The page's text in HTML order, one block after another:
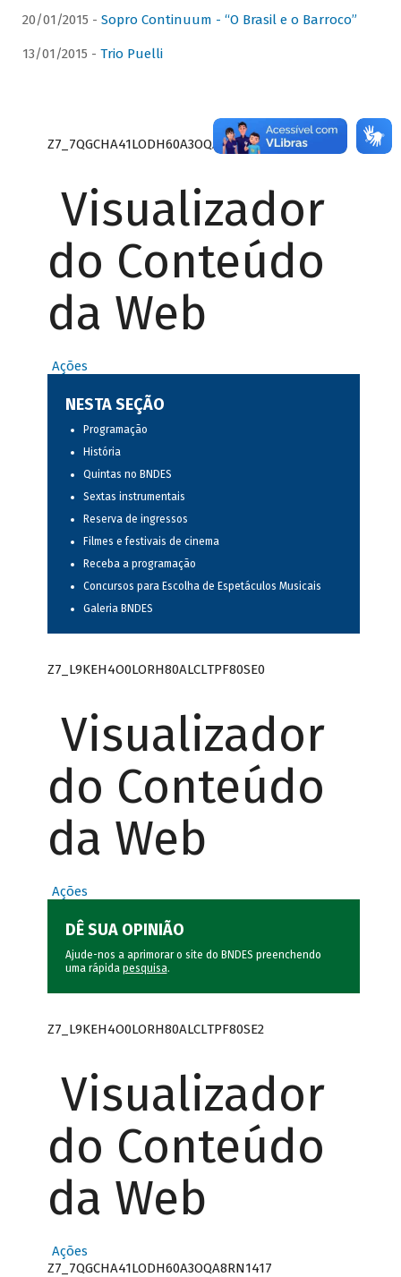
20/01/2015 - Sopro Continuum - “O Brasil e o Barroco”
13/01/2015 - Trio Puelli
Z7_7QGCHA41LODH60A3OQA8RN1415
Visualizador
do Conteúdo
da Web
Ações
NESTA SEÇÃO
Programação
História
Quintas no BNDES
Sextas instrumentais
Reserva de ingressos
Filmes e festivais de cinema
Receba a programação
Concursos para Escolha de Espetáculos Musicais
Galeria BNDES
Z7_L9KEH4O0LORH80ALCLTPF80SE0
Visualizador
do Conteúdo
da Web
Ações
DÊ SUA OPINIÃO
Ajude-nos a aprimorar o site do BNDES preenchendo
uma rápida pesquisa.
Z7_L9KEH4O0LORH80ALCLTPF80SE2
Visualizador
do Conteúdo
da Web
Ações
Z7_7QGCHA41LODH60A3OQA8RN1417